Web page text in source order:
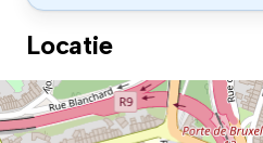
Locatie